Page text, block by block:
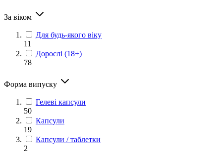
За віком
Для будь-якого віку
11
Дорослі (18+)
78
Форма випуску
Гелеві капсули
50
Капсули
19
Капсули / таблетки
2